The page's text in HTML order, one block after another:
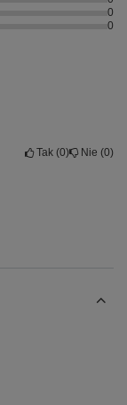
0
0
Tak 0 Nie 0